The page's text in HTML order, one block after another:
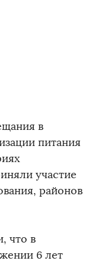
в
питания
участие
районов
что в
6 лет